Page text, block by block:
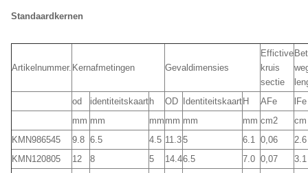
Standaardkernen
Artikelnummer. Kernafmetingen Gevaldimensies
Effictive
kruis
sectie
od
identiteitskaart h OD Identiteitskaart H AFe
lFe
mm mm mm mm mm mm cm2
cm
KMN986545
9.8 6.5 4.5 11.35 6.1 0,06
2.6
KMN120805
12 8 5 14.46.5 7.0 0,07
3.1